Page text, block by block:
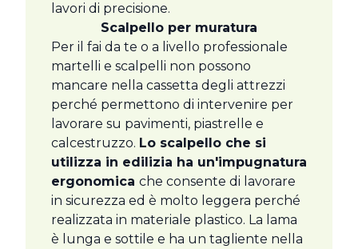
lavori di precisione.
Scalpello per muratura
Per il fai da te o a livello professionale
martelli e scalpelli non possono
mancare nella cassetta degli attrezzi
perché permettono di intervenire per
lavorare su pavimenti, piastrelle e
calcestruzzo. Lo scalpello che si
utilizza in edilizia ha un'impugnatura
ergonomica che consente di lavorare
in sicurezza ed è molto leggera perché
realizzata in materiale plastico. La lama
è lunga e sottile e ha un tagliente nella